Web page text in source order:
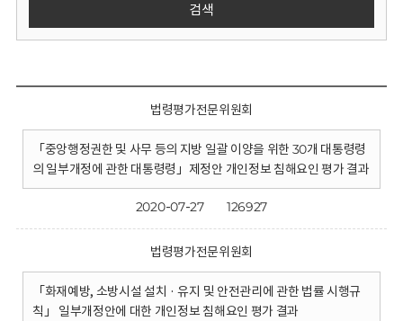
검색
법령평가전문위원회
「중앙행정권한 및 사무 등의 지방 일괄 이양을 위한 30개 대통령령
의 일부개정에 관한 대통령령」제정안 개인정보 침해요인 평가 결과
2020-07-27 126927
법령평가전문위원회
「화재예방, 소방시설 설치 · 유지 및 안전관리에 관한 법률 시행규
칙」 일부개정안에 대한 개인정보 침해요인 평가 결과